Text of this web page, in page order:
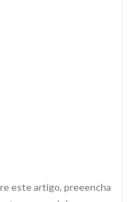
este artigo, preeencha